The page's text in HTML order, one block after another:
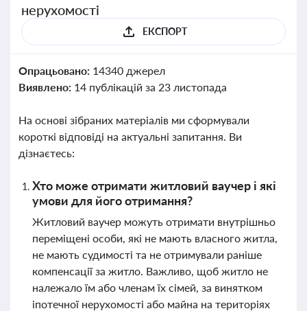
нерухомості
ЕКСПОРТ
Опрацьовано: 14340 джерел
Виявлено: 14 публікацій за 23 листопада
На основі зібраних матеріалів ми сформували
короткі відповіді на актуальні запитання. Ви
дізнаєтесь:
Хто може отримати житловий ваучер і які
умови для його отримання?
Житловий ваучер можуть отримати внутрішньо
переміщені особи, які не мають власного житла,
не мають судимості та не отримували раніше
компенсації за житло. Важливо, щоб житло не
належало їм або членам їх сімей, за винятком
іпотечної нерухомості або майна на територіях